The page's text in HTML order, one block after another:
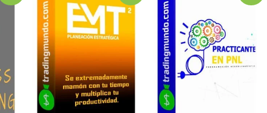
original
era:
$38.00.
actual
es:
$4.00.
era:
$750.00.
es:
$9.00.